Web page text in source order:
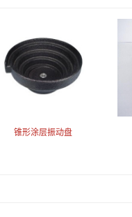
锥形涂层振动盘